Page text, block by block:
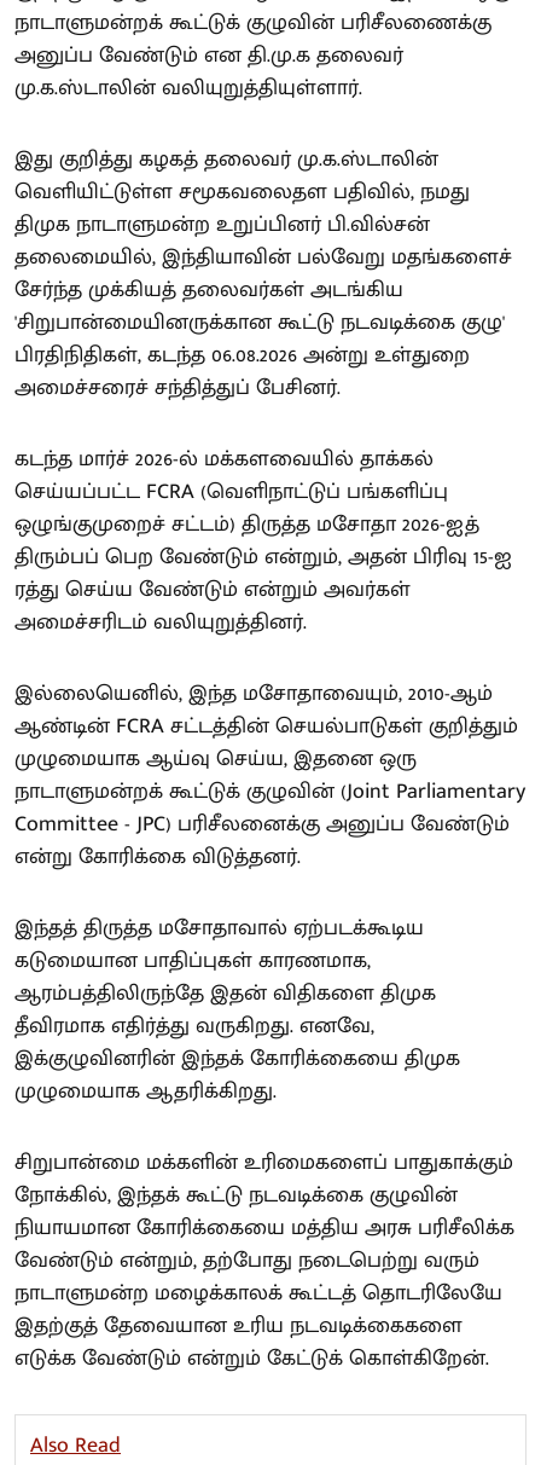
நாடாளுமன்றக் கூட்டுக் குழுவின் பரிசீலணைக்கு
அனுப்ப வேண்டும் என தி.மு.க தலைவர்
மு.க.ஸ்டாலின் வலியுறுத்தியுள்ளார்.
இது குறித்து கழகத் தலைவர் மு.க.ஸ்டாலின்
வெளியிட்டுள்ள சமூகவலைதள பதிவில், நமது
திமுக நாடாளுமன்ற உறுப்பினர் பி.வில்சன்
தலைமையில், இந்தியாவின் பல்வேறு மதங்களைச்
சேர்ந்த முக்கியத் தலைவர்கள் அடங்கிய
'சிறுபான்மையினருக்கான கூட்டு நடவடிக்கை குழு'
பிரதிநிதிகள், கடந்த 06.08.2026 அன்று உள்துறை
அமைச்சரைச் சந்தித்துப் பேசினர்.
கடந்த மார்ச் 2026-ல் மக்களவையில் தாக்கல்
செய்யப்பட்ட FCRA (வெளிநாட்டுப் பங்களிப்பு
ஒழுங்குமுறைச் சட்டம்) திருத்த மசோதா 2026-ஐத்
திரும்பப் பெற வேண்டும் என்றும், அதன் பிரிவு 15-ஐ
ரத்து செய்ய வேண்டும் என்றும் அவர்கள்
அமைச்சரிடம் வலியுறுத்தினர்.
இல்லையெனில், இந்த மசோதாவையும், 2010-ஆம்
ஆண்டின் FCRA சட்டத்தின் செயல்பாடுகள் குறித்தும்
முழுமையாக ஆய்வு செய்ய, இதனை ஒரு
நாடாளுமன்றக் கூட்டுக் குழுவின் (Joint Parliamentary
Committee - JPC) பரிசீலனைக்கு அனுப்ப வேண்டும்
என்று கோரிக்கை விடுத்தனர்.
இந்தத் திருத்த மசோதாவால் ஏற்படக்கூடிய
கடுமையான பாதிப்புகள் காரணமாக,
ஆரம்பத்திலிருந்தே இதன் விதிகளை திமுக
தீவிரமாக எதிர்த்து வருகிறது. எனவே,
இக்குழுவினரின் இந்தக் கோரிக்கையை திமுக
முழுமையாக ஆதரிக்கிறது.
சிறுபான்மை மக்களின் உரிமைகளைப் பாதுகாக்கும்
நோக்கில், இந்தக் கூட்டு நடவடிக்கை குழுவின்
நியாயமான கோரிக்கையை மத்திய அரசு பரிசீலிக்க
வேண்டும் என்றும், தற்போது நடைபெற்று வரும்
நாடாளுமன்ற மழைக்காலக் கூட்டத் தொடரிலேயே
இதற்குத் தேவையான உரிய நடவடிக்கைகளை
எடுக்க வேண்டும் என்றும் கேட்டுக் கொள்கிறேன்.
Also Read